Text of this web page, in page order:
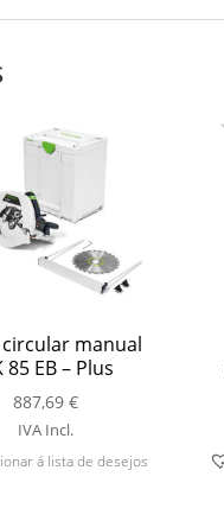
manual
85 EB – Plus
887,69€
IVA Incl.
á lista de desejos